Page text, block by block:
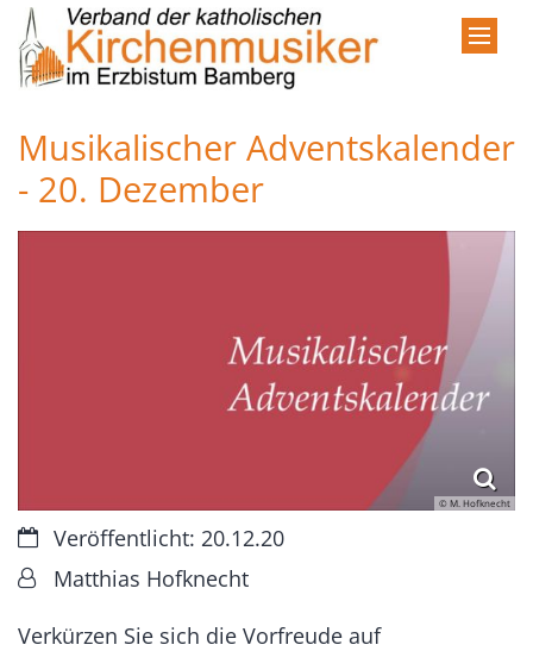
Zum Inhalt springen
Musikalischer Adventskalender
- 20. Dezember
© M. Hofknecht
Datum:Veröffentlicht: 20.12.20
Von:Matthias Hofknecht
Verkürzen Sie sich die Vorfreude auf